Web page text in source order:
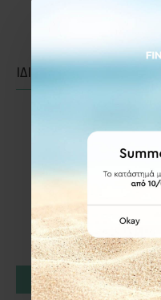
ΙΔΙΑΣ ΚΑΤΗΓΟΡΙΑΣ
ΚΑΛΆΘΙ